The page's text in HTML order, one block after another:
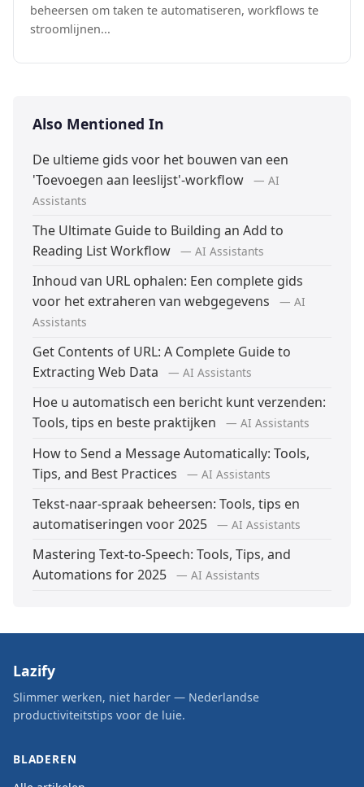
beheersen om taken te automatiseren, workflows te
stroomlijnen...
Also Mentioned In
De ultieme gids voor het bouwen van een
'Toevoegen aan leeslijst'-workflow
— AI
Assistants
The Ultimate Guide to Building an Add to
Reading List Workflow
— AI Assistants
Inhoud van URL ophalen: Een complete gids
voor het extraheren van webgegevens
— AI
Assistants
Get Contents of URL: A Complete Guide to
Extracting Web Data
— AI Assistants
Hoe u automatisch een bericht kunt verzenden:
Tools, tips en beste praktijken
— AI Assistants
How to Send a Message Automatically: Tools,
Tips, and Best Practices
— AI Assistants
Tekst-naar-spraak beheersen: Tools, tips en
automatiseringen voor 2025
— AI Assistants
Mastering Text-to-Speech: Tools, Tips, and
Automations for 2025
— AI Assistants
Lazify
Slimmer werken, niet harder — Nederlandse
productiviteitstips voor de luie.
BLADEREN